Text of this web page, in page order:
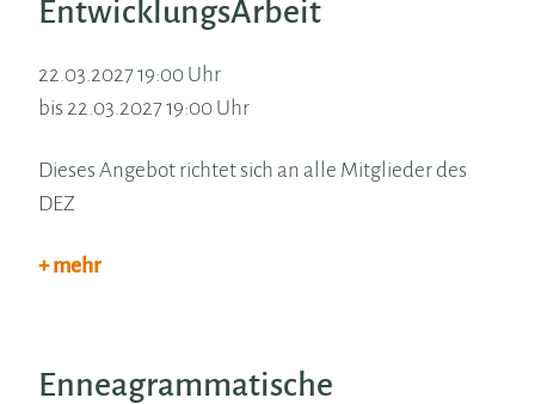
EntwicklungsArbeit
22.03.2027 19:00 Uhr
bis 22.03.2027 19:00 Uhr
Dieses Angebot richtet sich an alle Mitglieder des
DEZ
+ mehr
Enneagrammatische